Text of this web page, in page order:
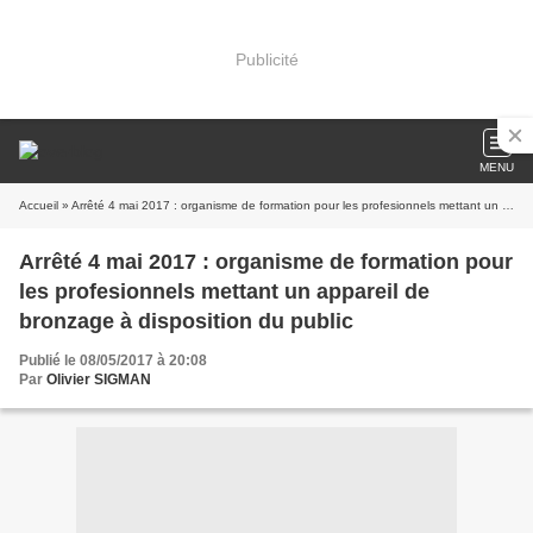
Publicité
MENU
Accueil » Arrêté 4 mai 2017 : organisme de formation pour les profesionnels mettant un appareil de bronzage à disposition du public
Arrêté 4 mai 2017 : organisme de formation pour
les profesionnels mettant un appareil de
bronzage à disposition du public
Publié le 08/05/2017 à 20:08
Par Olivier SIGMAN